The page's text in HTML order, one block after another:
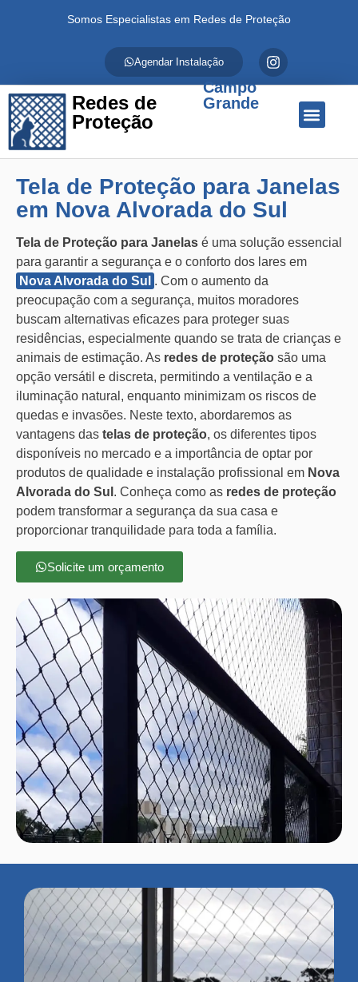
Somos Especialistas em Redes de Proteção
Agendar Instalação
Redes de
Proteção
Campo
Grande
Tela de Proteção para Janelas
em Nova Alvorada do Sul
Tela de Proteção para Janelas é uma solução essencial
para garantir a segurança e o conforto dos lares em
Nova Alvorada do Sul . Com o aumento da
preocupação com a segurança, muitos moradores
buscam alternativas eficazes para proteger suas
residências, especialmente quando se trata de crianças e
animais de estimação. As redes de proteção são uma
opção versátil e discreta, permitindo a ventilação e a
iluminação natural, enquanto minimizam os riscos de
quedas e invasões. Neste texto, abordaremos as
vantagens das telas de proteção, os diferentes tipos
disponíveis no mercado e a importância de optar por
produtos de qualidade e instalação profissional em Nova
Alvorada do Sul . Conheça como as redes de proteção
podem transformar a segurança da sua casa e
proporcionar tranquilidade para toda a família.
Solicite um orçamento